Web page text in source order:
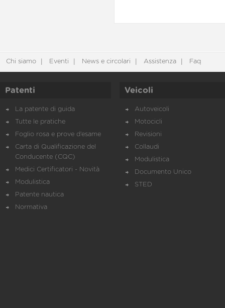
Chi siamo Eventi News e circolari Assistenza Faq
Patenti
La patente di guida
Tutte le pratiche
Foglio rosa e prove d’esame
Carta di Qualificazione del
Conducente (CQC)
Medici Certificatori - Novità
Modulistica
Patente nautica
Normativa
Veicoli
Autoveicoli
Motocicli
Revisioni
Collaudi
Modulistica
Documento Unico
STED